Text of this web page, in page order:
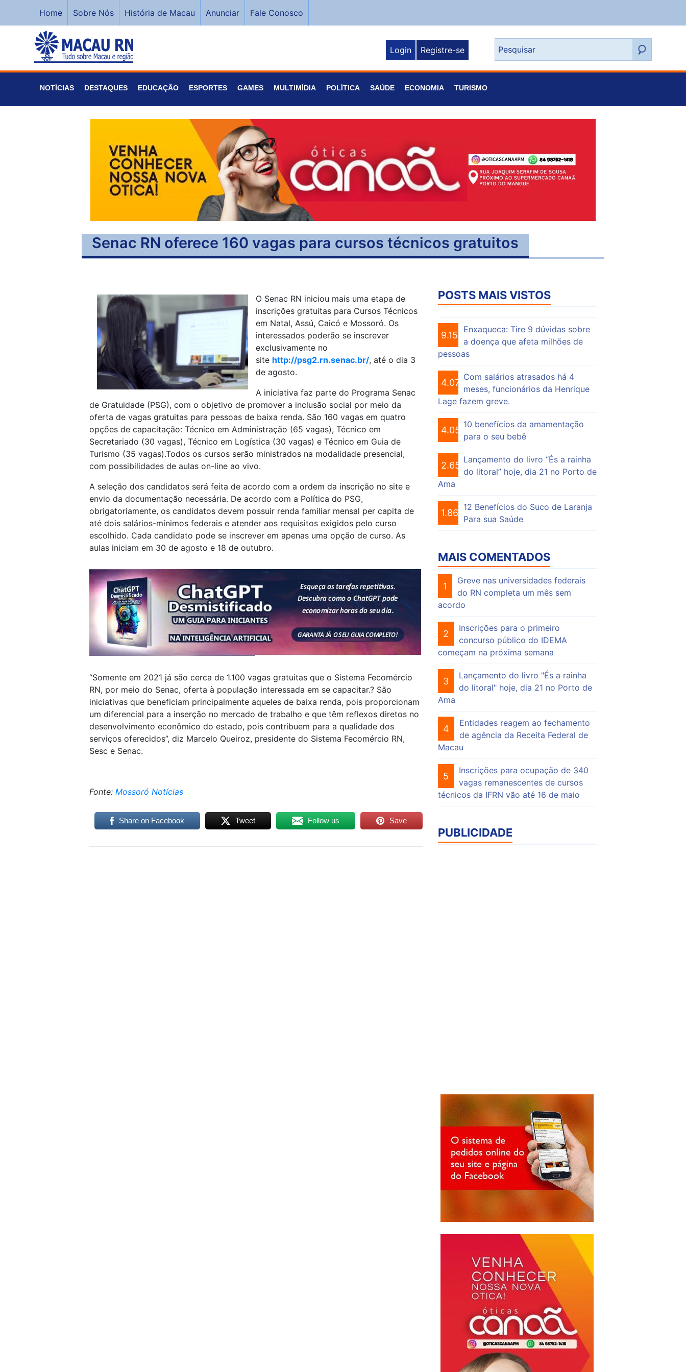
Home Sobre Nós História de Macau Anunciar Fale Conosco
Login Registre-se
NOTÍCIAS DESTAQUES EDUCAÇÃO ESPORTES GAMES MULTIMÍDIA POLÍTICA SAÚDE ECONOMIA TURISMO
Senac RN oferece 160 vagas para cursos técnicos gratuitos
O Senac RN iniciou mais uma etapa de
inscrições gratuitas para Cursos Técnicos
em Natal, Assú, Caicó e Mossoró. Os
interessados poderão se inscrever
exclusivamente no
site http://psg2.rn.senac.br/, até o dia 3
de agosto.
A iniciativa faz parte do Programa Senac
de Gratuidade (PSG), com o objetivo de promover a inclusão social por meio da
oferta de vagas gratuitas para pessoas de baixa renda. São 160 vagas em quatro
opções de capacitação: Técnico em Administração (65 vagas), Técnico em
Secretariado (30 vagas), Técnico em Logística (30 vagas) e Técnico em Guia de
Turismo (35 vagas).Todos os cursos serão ministrados na modalidade presencial,
com possibilidades de aulas on-line ao vivo.
A seleção dos candidatos será feita de acordo com a ordem da inscrição no site e
envio da documentação necessária. De acordo com a Política do PSG,
obrigatoriamente, os candidatos devem possuir renda familiar mensal per capita de
até dois salários-mínimos federais e atender aos requisitos exigidos pelo curso
escolhido. Cada candidato pode se inscrever em apenas uma opção de curso. As
aulas iniciam em 30 de agosto e 18 de outubro.
“Somente em 2021 já são cerca de 1.100 vagas gratuitas que o Sistema Fecomércio
RN, por meio do Senac, oferta à população interessada em se capacitar.? São
iniciativas que beneficiam principalmente aqueles de baixa renda, pois proporcionam
um diferencial para a inserção no mercado de trabalho e que têm reflexos diretos no
desenvolvimento econômico do estado, pois contribuem para a qualidade dos
serviços oferecidos”, diz Marcelo Queiroz, presidente do Sistema Fecomércio RN,
Sesc e Senac.
Fonte: Mossoró Notícias
Share on Facebook Tweet Follow us Save
POSTS MAIS VISTOS
9.156
Enxaqueca: Tire 9 dúvidas sobre
a doença que afeta milhões de
pessoas
4.076
Com salários atrasados há 4
meses, funcionários da Henrique
Lage fazem greve.
4.056
10 benefícios da amamentação
para o seu bebê
2.655
Lançamento do livro “És a rainha
do litoral” hoje, dia 21 no Porto de
Ama
1.864
12 Benefícios do Suco de Laranja
Para sua Saúde
MAIS COMENTADOS
1
Greve nas universidades federais
do RN completa um mês sem
acordo
2
Inscrições para o primeiro
concurso público do IDEMA
começam na próxima semana
3
Lançamento do livro "És a rainha
do litoral" hoje, dia 21 no Porto de
Ama
4
Entidades reagem ao fechamento
de agência da Receita Federal de
Macau
5
Inscrições para ocupação de 340
vagas remanescentes de cursos
técnicos da IFRN vão até 16 de maio
PUBLICIDADE